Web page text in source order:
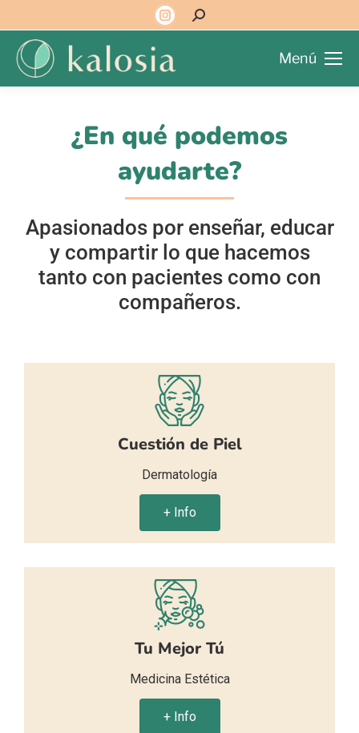
Menú
¿En qué podemos
ayudarte?
Apasionados por enseñar, educar
y compartir lo que hacemos
tanto con pacientes como con
compañeros.
Cuestión de Piel
Dermatología
+ Info
Tu Mejor Tú
Medicina Estética
+ Info